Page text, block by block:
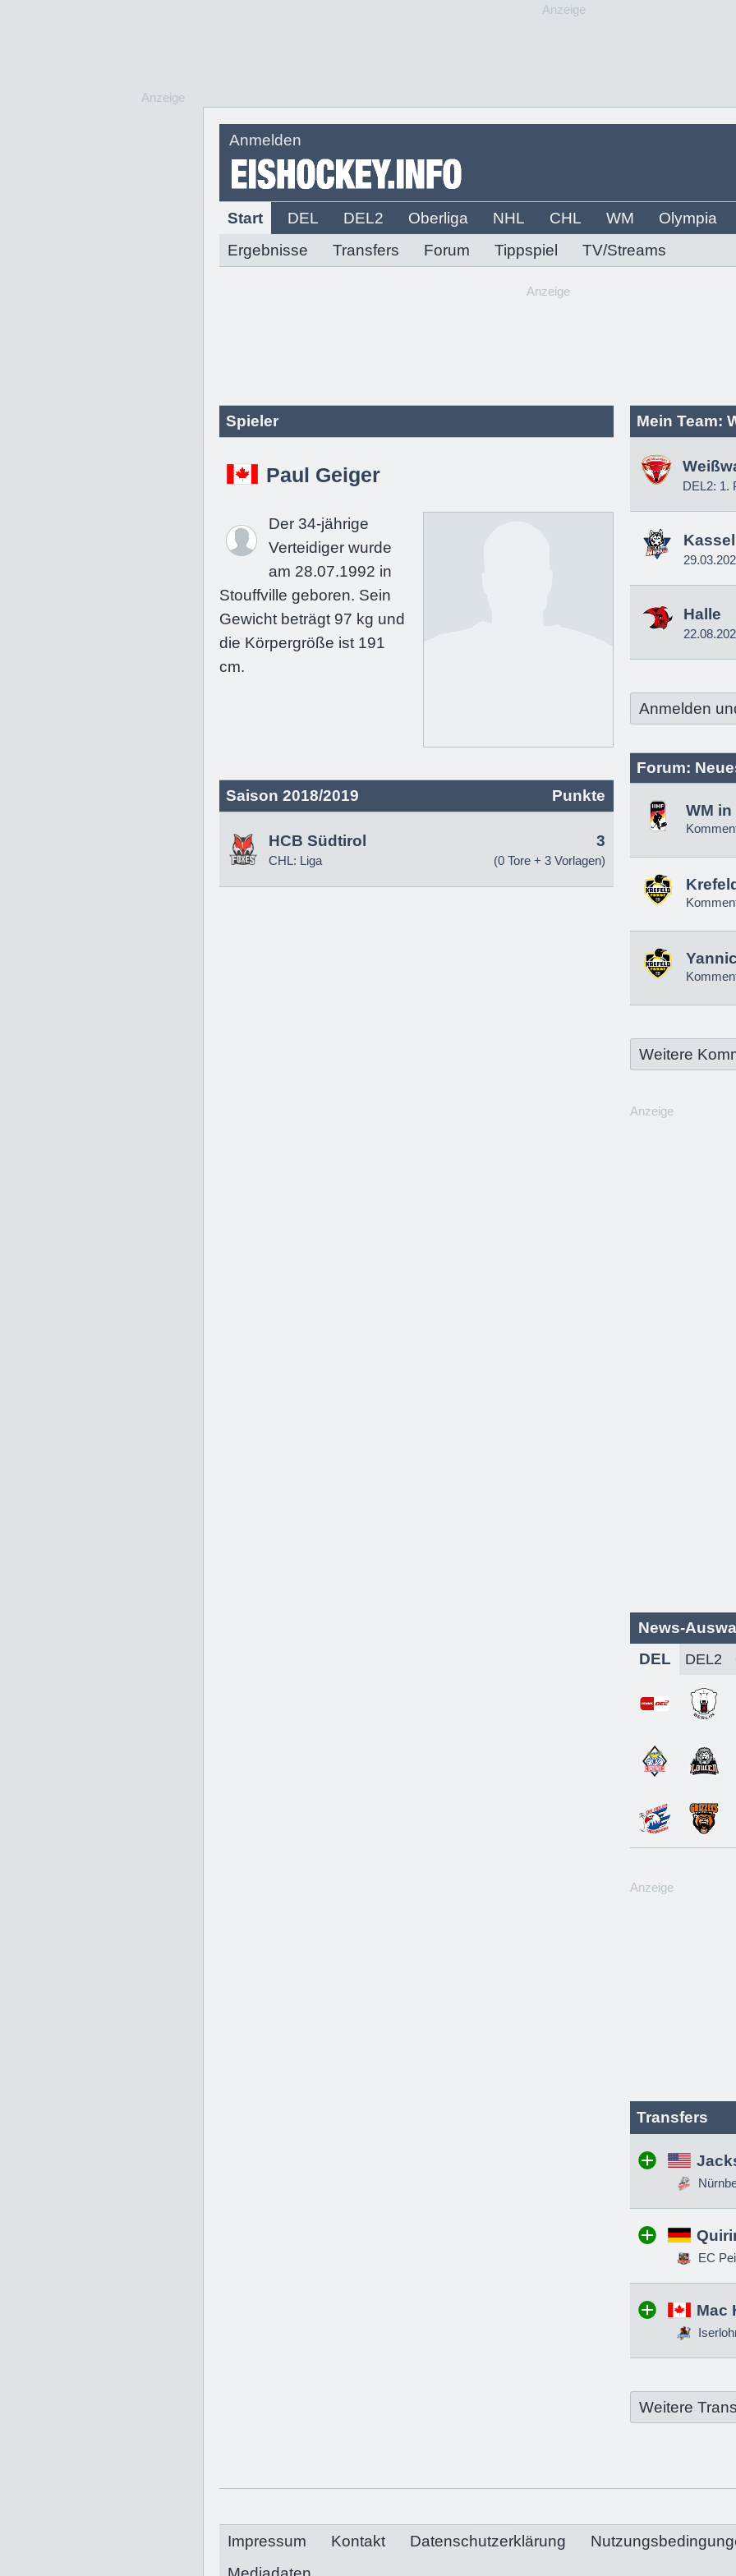
Anzeige
Anmelden
Start DEL DEL2 Oberliga NHL CHL WM
Olympia
Ergebnisse
Transfers Forum Tippspiel TV/Streams
Anzeige
Anzeige
Spieler
Paul Geiger
Der 34-jährige
Verteidiger wurde
am 28.07.1992 in
Stouffville geboren. Sein
Gewicht beträgt 97 kg und
die Körpergröße ist 191
cm.
Saison 2018/2019 Punkte
HCB Südtirol
CHL: Liga
3
(0 Tore + 3 Vorlagen)
Mein Team:
DEL2: 1.
Kassel
Halle
Anmelden
Forum:
WM
Weitere
Anzeige
News-
DEL
Anzeige
Transfers
EC
Mac
Weitere
Impressum Kontakt Datenschutzerklärung